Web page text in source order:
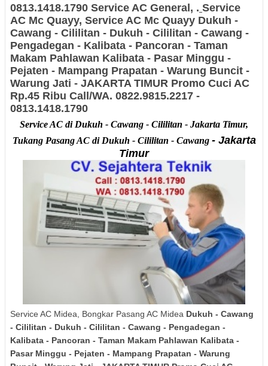
0813.1418.1790 Service AC General, . Service
AC Mc Quayy, Service AC Mc Quayy Dukuh -
Cawang - Cililitan - Dukuh - Cililitan - Cawang -
Pengadegan - Kalibata - Pancoran - Taman
Makam Pahlawan Kalibata - Pasar Minggu -
Pejaten - Mampang Prapatan - Warung Buncit -
Warung Jati - JAKARTA TIMUR Promo Cuci AC
Rp.45 Ribu Call/WA. 0822.9815.2217 -
0813.1418.1790
Service AC di Dukuh - Cawang - Cililitan - Jakarta Timur,
Tukang Pasang AC di Dukuh - Cililitan - Cawang - Jakarta
Timur
Service AC Midea, Bongkar Pasang AC Midea Dukuh - Cawang
- Cililitan - Dukuh - Cililitan - Cawang - Pengadegan -
Kalibata - Pancoran - Taman Makam Pahlawan Kalibata -
Pasar Minggu - Pejaten - Mampang Prapatan - Warung